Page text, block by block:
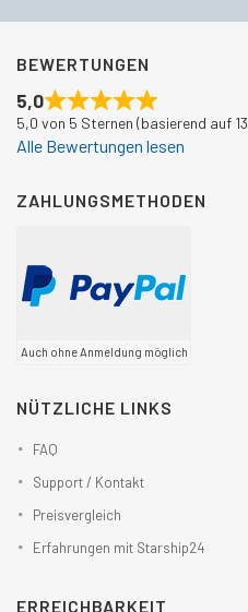
BEWERTUNGEN
5,0
5,0 von 5 Sternen (basierend auf
Alle Bewertungen lesen
ZAHLUNGSMETHODEN
Auch ohne Anmeldung möglich
NÜTZLICHE LINKS
FAQ
Support / Kontakt
Preisvergleich
Erfahrungen mit Starship24
ERREICHBARKEIT